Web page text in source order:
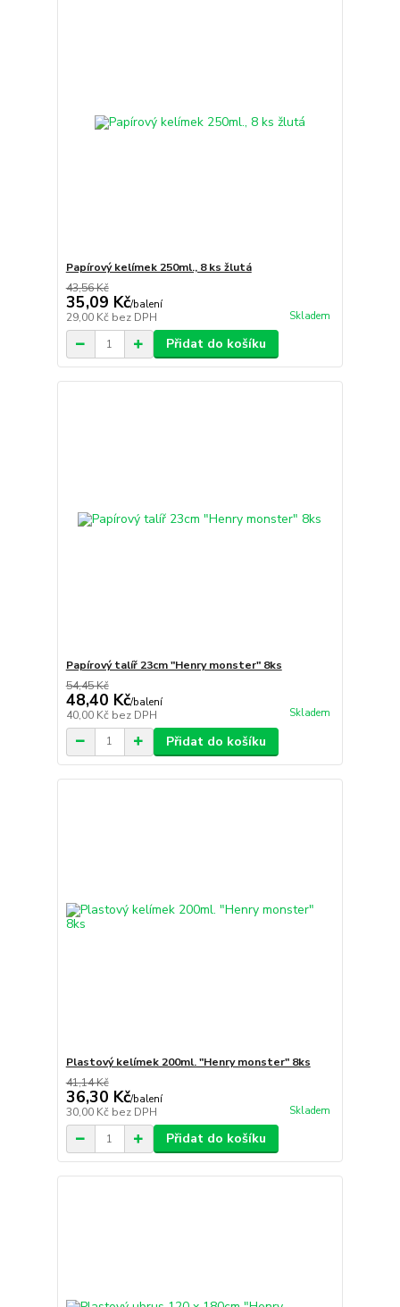
Papírový kelímek 250ml., 8 ks žlutá
43,56 Kč
35,09 Kč/balení
29,00 Kč bez DPH Skladem
Přidat do košíku
Papírový talíř 23cm "Henry monster" 8ks
54,45 Kč
48,40 Kč/balení
40,00 Kč bez DPH Skladem
Přidat do košíku
Plastový kelímek 200ml. "Henry monster" 8ks
41,14 Kč
36,30 Kč/balení
30,00 Kč bez DPH Skladem
Přidat do košíku